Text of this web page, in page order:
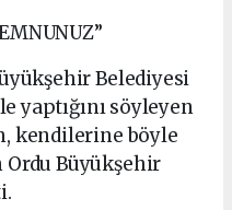
Belediyesi
yaptığını söyleyen
kendilerine böyle
Büyükşehir